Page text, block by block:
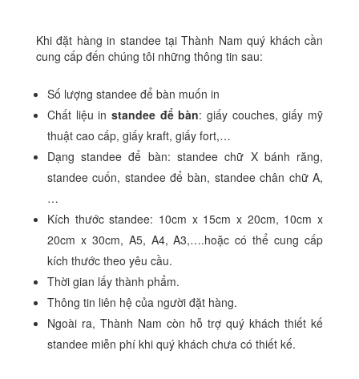
Khi đặt hàng in standee tại Thành Nam quý khách cần
cung cấp đến chúng tôi những thông tin sau:
Số lượng standee để bàn muốn in
Chất liệu in standee để bàn: giấy couches, giấy mỹ
thuật cao cấp, giấy kraft, giấy fort,…
Dạng standee để bàn: standee chữ X bánh răng,
standee cuốn, standee để bàn, standee chân chữ A,
…
Kích thước standee: 10cm x 15cm x 20cm, 10cm x
20cm x 30cm, A5, A4, A3,….hoặc có thể cung cấp
kích thước theo yêu cầu.
Thời gian lấy thành phẩm.
Thông tin liên hệ của người đặt hàng.
Ngoài ra, Thành Nam còn hỗ trợ quý khách thiết kế
standee miễn phí khi quý khách chưa có thiết kế.